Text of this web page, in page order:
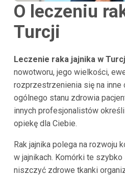
O leczeniu
Turcji
Leczenie raka jajnika w
nowotworu, jego wielkości,
rozprzestrzenienia się na inne
ogólnego stanu zdrowia
innych profesjonalistów
opiekę dla Ciebie.
Rak jajnika polega na rozwoju
w jajnikach. Komórki te
niszczyć zdrowe tkanki